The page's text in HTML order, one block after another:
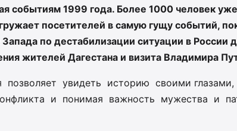
событиям 1999 года. Более 1000 человек
посетителей в самую гущу событий,
Запада по дестабилизации ситуации в России
жителей Дагестана и визита Владимира
позволяет увидеть историю своими глазами,
и понимая важность мужества и